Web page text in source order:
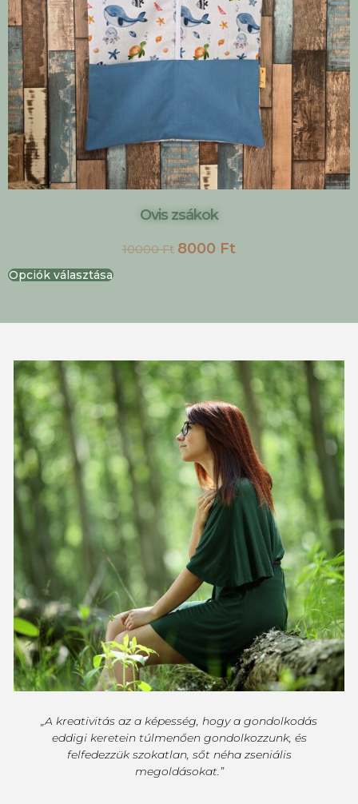
Ovis zsákok
10000Ft 8000 Ft
Opciók választása
„A kreativitás az a képesség, hogy a gondolkodás
eddigi keretein túlmenően gondolkozzunk, és
felfedezzük szokatlan, sőt néha zseniális
megoldásokat.”